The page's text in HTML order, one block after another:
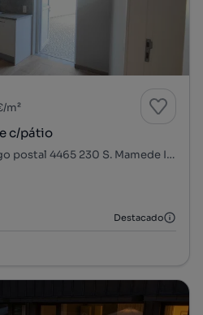
m²
c/pátio
Rua da Pedreira, 143 código postal 4465 230 S. Mamede Infesta, Monte de Burgos - Padrão da Légua, São Mamede de Infesta e Senhora da Hora, Matosinhos, Porto
Destacado